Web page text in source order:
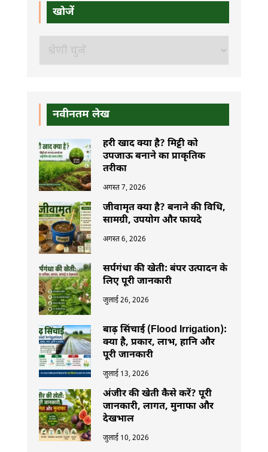
खोजें
खोजें
नवीनतम लेख
हरी खाद क्या है? मिट्टी को
उपजाऊ बनाने का प्राकृतिक
तरीका
अगस्त 7, 2026
जीवामृत क्या है? बनाने की विधि,
सामग्री, उपयोग और फायदे
अगस्त 6, 2026
सर्पगंधा की खेती: बंपर उत्पादन के
लिए पूरी जानकारी
जुलाई 26, 2026
बाढ़ सिंचाई (Flood Irrigation):
क्या है, प्रकार, लाभ, हानि और
पूरी जानकारी
जुलाई 13, 2026
अंजीर की खेती कैसे करें? पूरी
जानकारी, लागत, मुनाफा और
देखभाल
जुलाई 10, 2026